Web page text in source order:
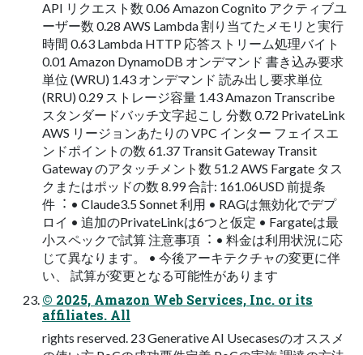
API リクエスト数 0.06 Amazon Cognito アクティブユ
ーザー数 0.28 AWS Lambda 割り当てたメモリと実⾏
時間 0.63 Lambda HTTP 応答ストリーム処理バイト
0.01 Amazon DynamoDB オンデマンド 書き込み要求
単位 (WRU) 1.43 オンデマンド 読み出し要求単位
(RRU) 0.29 ストレージ容量 1.43 Amazon Transcribe
スタンダードバッチ⽂字起こし 分数 0.72 PrivateLink
AWS リージョンあたりの VPC インター フェイスエ
ンドポイントの数 61.37 Transit Gateway Transit
Gateway のアタッチメント数 51.2 AWS Fargate タス
クまたはポッドの数 8.99 合計: 161.06USD 前提条
件︓ • Claude3.5 Sonnet 利⽤ • RAGは無効化でデプ
ロイ • 追加のPrivateLinkは6つと仮定 • Fargateは最
⼩スペックで試算 注意事項︓ • 料⾦は利⽤状況に応
じて異なります。 • 今後アーキテクチャの変更に伴
い、 試算が変更となる可能性があります
© 2025, Amazon Web Services, Inc. or its
affiliates. All
rights reserved. 23 Generative AI Usecasesのオススメ